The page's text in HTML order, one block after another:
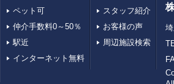
ペット可
仲介手数料0～50％
駅近
インターネット無料
スタッフ紹介
お客様の声
周辺施設検索